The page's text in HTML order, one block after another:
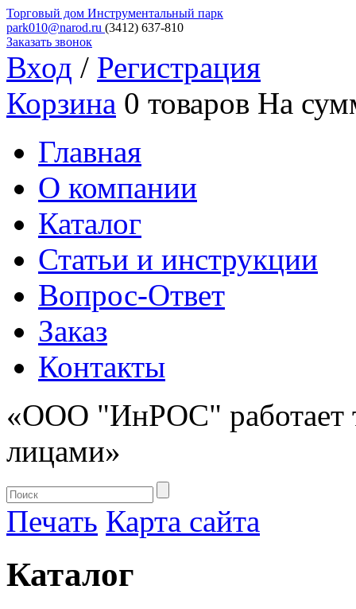
Торговый дом Инструментальный парк
park010@narod.ru (3412) 637-810
Заказать звонок
Вход / Регистрация
Корзина 0 товаров На
Главная
О компании
Каталог
Статьи и инструкции
Вопрос-Ответ
Заказ
Контакты
«ООО "ИнРОС" работает
лицами»
Печать Карта сайта
Каталог